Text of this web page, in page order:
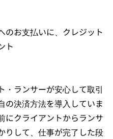
のお支払いに、クレジット
ト
・ランサーが安心して取引
の決済方法を導入していま
にクライアントからランサ
りして、仕事が完了した段